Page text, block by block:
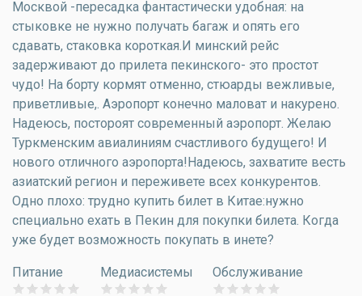
Москвой -пересадка фантастически удобная: на
стыковке не нужно получать багаж и опять его
сдавать, стаковка короткая.И минский рейс
задерживают до прилета пекинского- это простот
чудо! На борту кормят отменно, стюарды вежливые,
приветливые,. Аэропорт конечно маловат и накурено.
Надеюсь, постороят современный аэропорт. Желаю
Туркменским авиалиниям счастливого будущего! И
нового отличного аэропорта!Надеюсь, захватите весть
азиатский регион и переживете всех конкурентов.
Одно плохо: трудно купить билет в Китае:нужно
специально ехать в Пекин для покупки билета. Когда
уже будет возможность покупать в инете?
Питание Медиасистемы Обслуживание